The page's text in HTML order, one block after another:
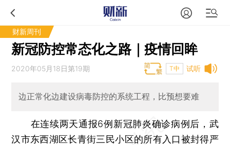
财新周刊
新冠防控常态化之路｜疫情回眸
试听
2020年05月18日第19期 T中
边正常化边建设病毒防控的系统工程，比预想要难
在连续两天通报6例新冠肺炎确诊病例后，武
汉市东西湖区长青街三民小区的所有入口被封得严